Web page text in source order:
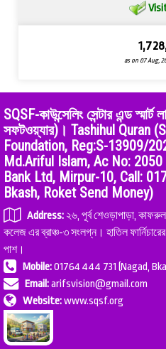
as on 07 Aug,
SQSF-কাউন্সেলিং সেন্টার এন্ড
সফটওয়্যার)। Tashihul Quran
Foundation, Reg:S-13909/
Md.Ariful Islam, Ac No:
Bank Ltd, Mirpur-10, Call:
Bkash, Roket Send Money)
Address: ২৬, পূর্ব শেওড়াপাড়া,
কলেজ এর ব্রাঞ্চ-৩ সংলগ্ন। হাতিল
পাশ।
Mobile:01764 444 731 (Nagad,
Email:arifsvision@gmail.com
Website:www.sqsf.org